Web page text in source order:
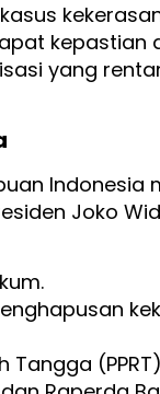
kepastian
yang
Indonesia
Joko
Tangga